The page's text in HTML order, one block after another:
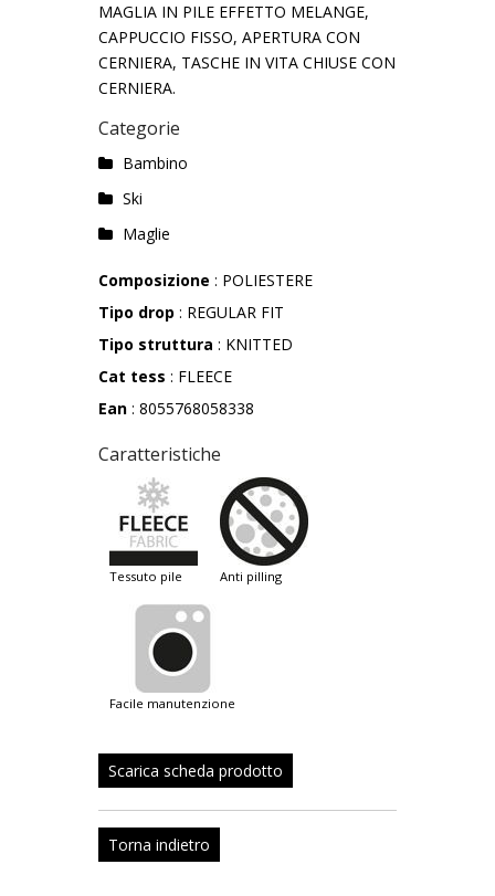
MAGLIA IN PILE EFFETTO MELANGE,
CAPPUCCIO FISSO, APERTURA CON
CERNIERA, TASCHE IN VITA CHIUSE CON
CERNIERA.
Categorie
Bambino
Ski
Maglie
Composizione : POLIESTERE
Tipo drop : REGULAR FIT
Tipo struttura : KNITTED
Cat tess : FLEECE
Ean : 8055768058338
Caratteristiche
tessuto pile anti pilling
facile manutenzione
Scarica scheda prodotto
Torna indietro